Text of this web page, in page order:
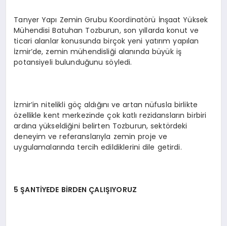
Tanyer Yapı Zemin Grubu Koordinatörü İnşaat Yüksek
Mühendisi Batuhan Tozburun, son yıllarda konut ve
ticari alanlar konusunda birçok yeni yatırım yapılan
İzmir’de, zemin mühendisliği alanında büyük iş
potansiyeli bulunduğunu söyledi.
İzmir’in nitelikli göç aldığını ve artan nüfusla birlikte
özellikle kent merkezinde çok katlı rezidansların birbiri
ardına yükseldiğini belirten Tozburun, sektördeki
deneyim ve referanslarıyla zemin proje ve
uygulamalarında tercih edildiklerini dile getirdi.
5 ŞANTİYEDE BİRDEN ÇALIŞIYORUZ